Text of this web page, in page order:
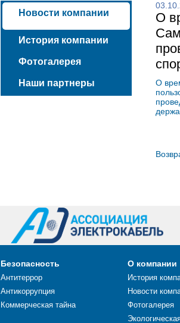
Новости компании
История компании
Фотогалерея
Наши партнеры
О
О
Безопасность
Антитеррор
Антикоррупция
Коммерческая тайна
О компании
История
Новости
Фотогалерея